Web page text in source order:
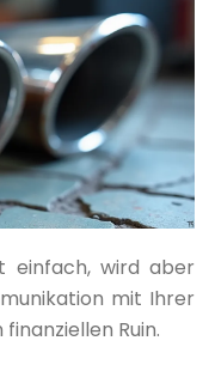
einfach, wird aber
mit Ihrer
Ruin.